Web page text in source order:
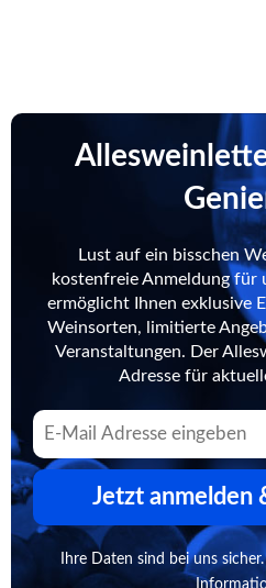
Lust auf ein bisschen
kostenfreie Anmeldung für
ermöglicht Ihnen exklusive
Weinsorten, limitierte
Veranstaltungen. Der
Adresse für
Jetzt anmelden
Ihre Daten sind bei uns